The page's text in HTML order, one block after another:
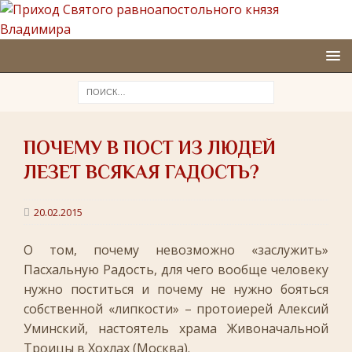
ПОЧЕМУ В ПОСТ ИЗ ЛЮДЕЙ
ЛЕЗЕТ ВСЯКАЯ ГАДОСТЬ?
20.02.2015
О том, почему невозможно «заслужить»
Пасхальную Радость, для чего вообще человеку
нужно поститься и почему не нужно бояться
собственной «липкости» – протоиерей Алексий
Уминский, настоятель храма Живоначальной
Троицы в Хохлах (Москва).